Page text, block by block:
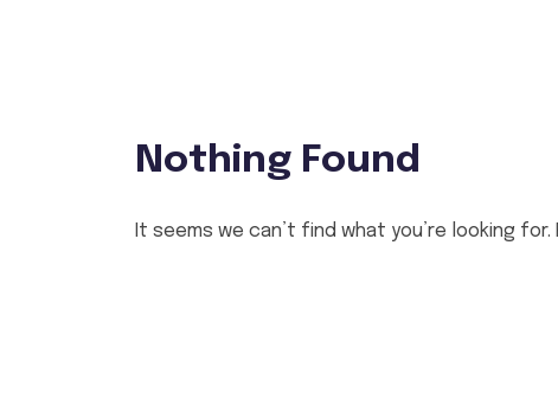
Nothing Found
It seems we can’t find what you’re looking